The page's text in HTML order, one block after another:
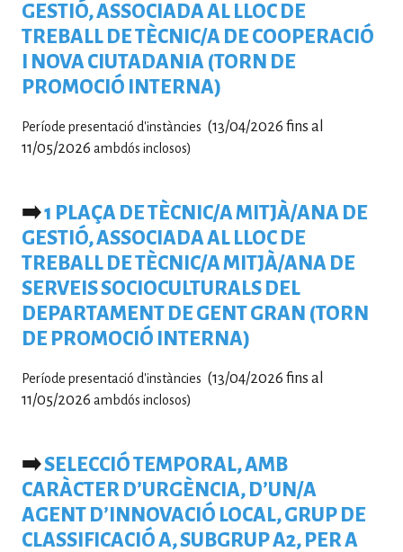
GESTIÓ, ASSOCIADA AL LLOC DE
TREBALL DE TÈCNIC/A DE COOPERACIÓ
I NOVA CIUTADANIA (TORN DE
PROMOCIÓ INTERNA)
Període presentació d'instàncies (13/04/2026 fins al
11/05/2026 ambdós inclosos)
➡️1 PLAÇA DE TÈCNIC/A MITJÀ/ANA DE
GESTIÓ, ASSOCIADA AL LLOC DE
TREBALL DE TÈCNIC/A MITJÀ/ANA DE
SERVEIS SOCIOCULTURALS DEL
DEPARTAMENT DE GENT GRAN (TORN
DE PROMOCIÓ INTERNA)
Període presentació d'instàncies (13/04/2026 fins al
11/05/2026 ambdós inclosos)
➡️SELECCIÓ TEMPORAL, AMB
CARÀCTER D’URGÈNCIA, D’UN/A
AGENT D’INNOVACIÓ LOCAL, GRUP DE
CLASSIFICACIÓ A, SUBGRUP A2, PER A